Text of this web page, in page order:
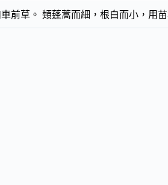
前草。 類蓬蒿而細，根白而小，用